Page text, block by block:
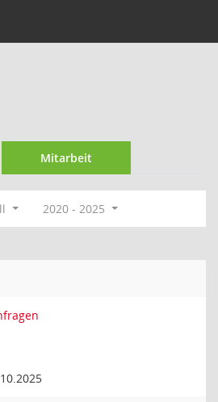
Mitarbeit
2020 - 2025